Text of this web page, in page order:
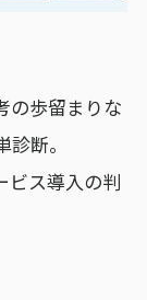
の歩留まりな
断。
ビス導入の判